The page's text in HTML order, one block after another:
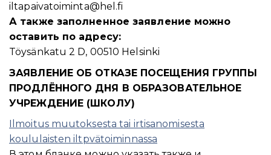
iltapaivatoiminta@hel.fi
А также заполненное заявление можно
оставить по адресу:
Töysänkatu 2 D, 00510 Helsinki
ЗАЯВЛЕНИЕ ОБ ОТКАЗЕ ПОСЕЩЕНИЯ ГРУППЫ
ПРОДЛЁННОГО ДНЯ В ОБРАЗОВАТЕЛЬНОЕ
УЧРЕЖДЕНИЕ (ШКОЛУ)
Ilmoitus muutoksesta tai irtisanomisesta
koululaisten iltpvätoiminnassa